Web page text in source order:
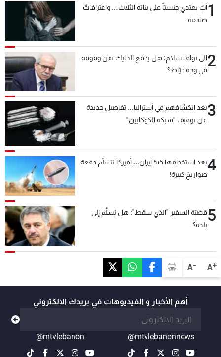
A+
A-
1أبٌ يعتدي جنسيّاً على بناته الثلاث… واعترافاتٌ
صادمة
2الى نواف سلام: هل يدفع الحايك ثمن وقوفه
في وجه خيّاط؟
3بعد انكشافهم في أستراليا... تفاصيل جديدة
عن توقيف "شبكة الكوكايين"
4بعد استخدامها ضدّ إيران... أميركا تتسلّم دفعة
صواريخ كبيرة!
5قضيّة السفير "الذي سقط": هل يُسلَّم إلى
بلده؟
أهم الأخبار و الفيديوهات في بريدك الالكتروني
@mtvlebanonnews
@mtvlebanon